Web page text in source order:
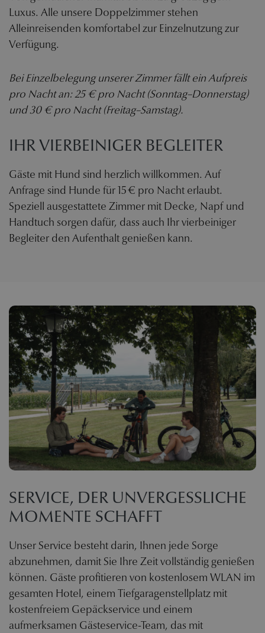
Luxus. Alle unsere Doppelzimmer stehen
Alleinreisenden komfortabel zur Einzelnutzung zur
Verfügung.
Bei Einzelbelegung unserer Zimmer fällt ein Aufpreis
pro Nacht an: 25 € pro Nacht (Sonntag–Donnerstag)
und 30 € pro Nacht (Freitag–Samstag).
IHR VIERBEINIGER BEGLEITER
Gäste mit Hund sind herzlich willkommen. Auf
Anfrage sind Hunde für 15 € pro Nacht erlaubt.
Speziell ausgestattete Zimmer mit Decke, Napf und
Handtuch sorgen dafür, dass auch Ihr vierbeiniger
Begleiter den Aufenthalt genießen kann.
SERVICE, DER UNVERGESSLICHE
MOMENTE SCHAFFT
Unser Service besteht darin, Ihnen jede Sorge
abzunehmen, damit Sie Ihre Zeit vollständig genießen
können. Gäste profitieren von kostenlosem WLAN im
gesamten Hotel, einem Tiefgaragenstellplatz mit
kostenfreiem Gepäckservice und einem
aufmerksamen Gästeservice-Team, das mit